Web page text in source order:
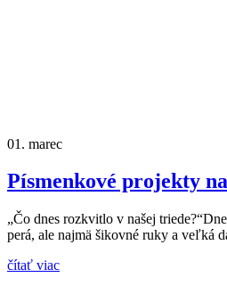
01. marec
Písmenkové projekty
„Čo dnes rozkvitlo v našej
perá, ale najmä šikovné ruky a veľká
čítať viac